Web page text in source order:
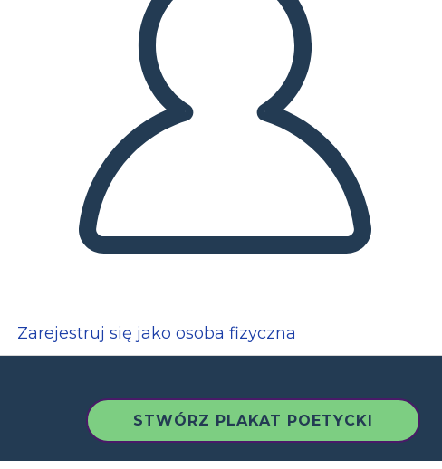
Zarejestruj się jako osoba fizyczna
STWÓRZ PLAKAT POETYCKI